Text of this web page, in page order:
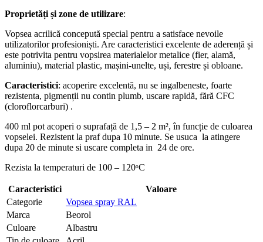
Proprietăți și zone de utilizare:
Vopsea acrilică concepută special pentru a satisface nevoile
utilizatorilor profesioniști. Are caracteristici excelente de aderență și
este potrivita pentru vopsirea materialelor metalice (fier, alamă,
aluminiu), material plastic, mașini-unelte, uși, ferestre și obloane.
Caracteristici: acoperire excelentă, nu se ingalbeneste, foarte
rezistenta, pigmenții nu contin plumb, uscare rapidă, fără CFC
(cloroflorcarburi) .
400 ml pot acoperi o suprafață de 1,5 – 2 m², în funcție de culoarea
vopselei. Rezistent la praf dupa 10 minute. Se usuca la atingere
dupa 20 de minute si uscare completa in 24 de ore.
Rezista la temperaturi de 100 – 120ᵒC
Caracteristici
Valoare
Categorie
Vopsea spray RAL
Marca
Beorol
Culoare
Albastru